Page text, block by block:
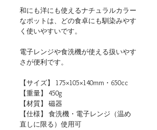
和にも洋にも使えるナチュラルカラー
なポットは、どの食卓にも馴染みやす
く使いやすいです。
電子レンジや食洗機が使える扱いやす
さが便利です。
【サイズ】 175×105×140mm・650cc
【重量】 450g
【材質】 磁器
【仕様】 食洗機・電子レンジ（温め
直しに限る）使用可